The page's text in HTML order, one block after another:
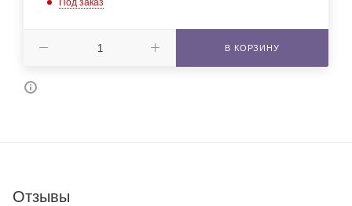
Под заказ
В КОРЗИНУ
Отзывы